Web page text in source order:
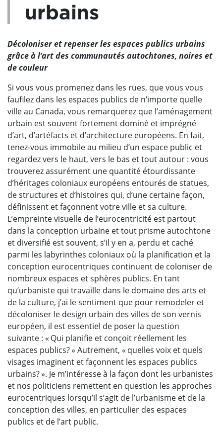
urbains
Décoloniser et repenser les espaces publics urbains
grâce à l’art des communautés autochtones, noires et
de couleur
Si vous vous promenez dans les rues, que vous vous
faufilez dans les espaces publics de n’importe quelle
ville au Canada, vous remarquerez que l’aménagement
urbain est souvent fortement dominé et imprégné
d’art, d’artéfacts et d’architecture européens. En fait,
tenez-vous immobile au milieu d’un espace public et
regardez vers le haut, vers le bas et tout autour : vous
trouverez assurément une quantité étourdissante
d’héritages coloniaux européens entourés de statues,
de structures et d’histoires qui, d’une certaine façon,
définissent et façonnent votre ville et sa culture.
L’empreinte visuelle de l’eurocentricité est partout
dans la conception urbaine et tout prisme autochtone
et diversifié est souvent, s’il y en a, perdu et caché
parmi les labyrinthes coloniaux où la planification et la
conception eurocentriques continuent de coloniser de
nombreux espaces et sphères publics. En tant
qu’urbaniste qui travaille dans le domaine des arts et
de la culture, j’ai le sentiment que pour remodeler et
décoloniser le design urbain des villes de son vernis
européen, il est essentiel de poser la question
suivante : « Qui planifie et conçoit réellement les
espaces publics? » Autrement, « quelles voix et quels
visages imaginent et façonnent les espaces publics
urbains? ». Je m’intéresse à la façon dont les urbanistes
et nos politiciens remettent en question les approches
eurocentriques lorsqu’il s’agit de l’urbanisme et de la
conception des villes, en particulier des espaces
publics et de l’art public.